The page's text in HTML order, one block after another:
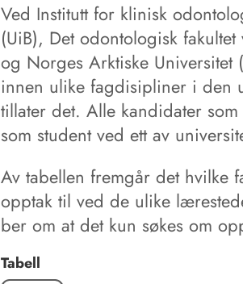
Ved Institutt for klinisk
(UiB), Det odontologisk
og Norges Arktiske Universitet
innen ulike fagdisipliner i den
tillater det. Alle kandidater
som student ved ett av
Av tabellen fremgår det hvilke
opptak til ved de ulike
ber om at det kun søkes om
Tabell